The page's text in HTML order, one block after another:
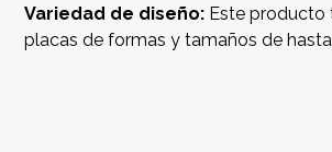
Variedad de diseño: Este producto
placas de formas y tamaños de hasta